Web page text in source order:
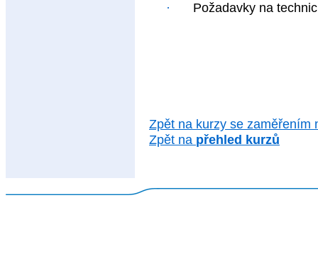
·
Požadavky na
Zpět na kurzy se zaměřením
Zpět na přehled kurzů